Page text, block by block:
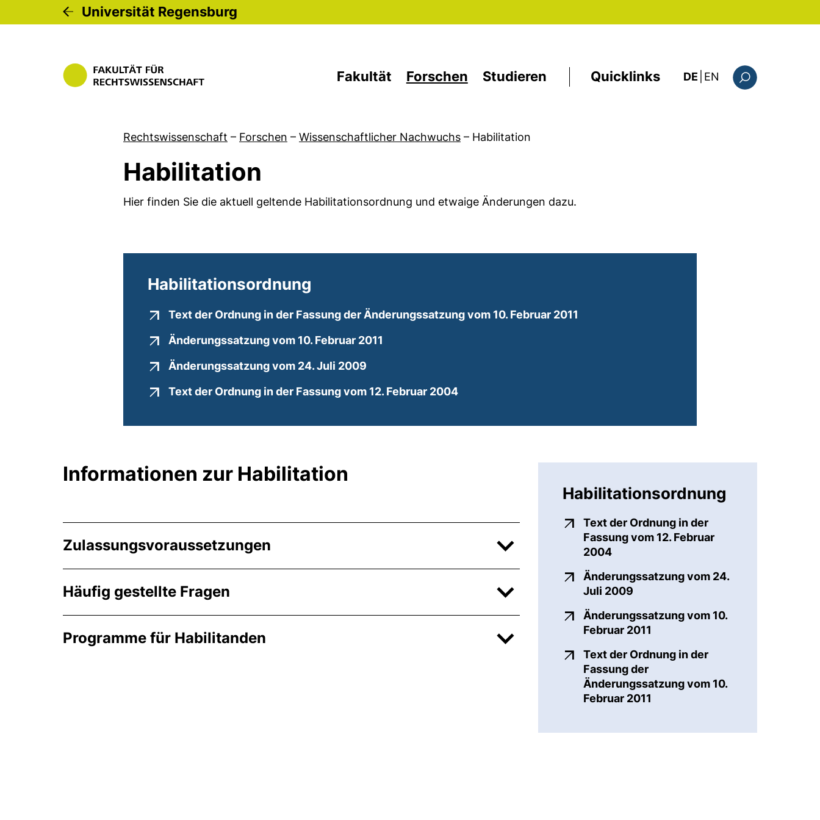
Universität Regensburg
Fakultät Forschen Studieren Quicklinks DE EN : the current page
Rechtswissenschaft – Forschen – Wissenschaftlicher Nachwuchs – Habilitation
Habilitation
Hier finden Sie die aktuell geltende Habilitationsordnung und etwaige Änderungen dazu.
Habilitationsordnung
Text der Ordnung in der Fassung der Änderungssatzung vom 10. Februar 2011
Änderungssatzung vom 10. Februar 2011
Änderungssatzung vom 24. Juli 2009
Text der Ordnung in der Fassung vom 12. Februar 2004(externer Link, öffnet neues Fenster)
Informationen zur Habilitation
Zulassungsvoraussetzungen
Häufig gestellte Fragen
Programme für Habilitanden
Habilitationsordnung
Text der Ordnung in der
Fassung vom 12. Februar
2004(externer Link, öffnet neues Fenster)
Änderungssatzung vom 24.
Juli 2009(externer Link, öffnet neues
Änderungssatzung vom 10.
Februar 2011
Text der Ordnung in der
Fassung der
Änderungssatzung vom 10.
Februar 2011